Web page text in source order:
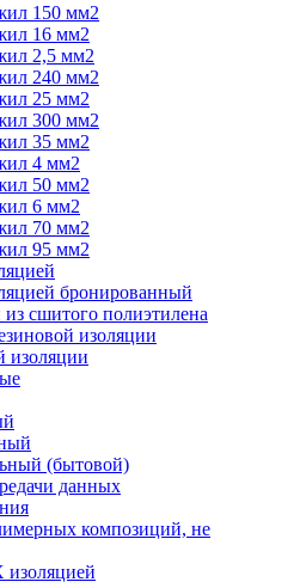
150 мм2
16 мм2
2,5 мм2
240 мм2
25 мм2
300 мм2
35 мм2
4 мм2
50 мм2
6 мм2
70 мм2
95 мм2
бронированный
сшитого полиэтилена
изоляции
изоляции
(бытовой)
данных
композиций, не